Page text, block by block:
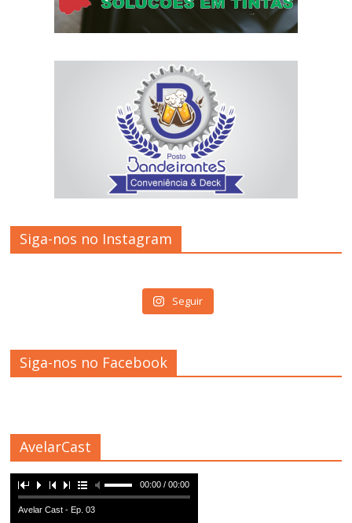
Siga-nos no Instagram
Seguir
Siga-nos no Facebook
AvelarCast
00:00 / 00:00
Avelar Cast - Ep. 03